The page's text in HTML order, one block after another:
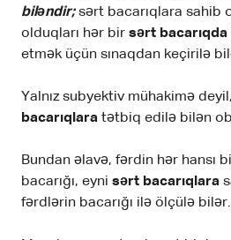
biləndir;sərt bacarıqlara sahib
olduqları hər bir sərt bacarıqda
etmək üçün sınaqdan keçirilə
Yalnız subyektiv mühakimə
bacarıqlara tətbiq edilə bilən
Bundan əlavə, fərdin hər hansı
bacarığı, eyni sərt bacarıqlara
fərdlərin bacarığı ilə ölçülə bilər.